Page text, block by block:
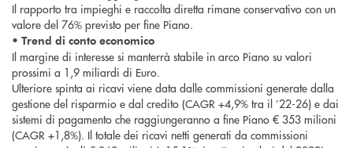
Il rapporto tra impieghi e raccolta diretta rimane conservativo con un
valore del 76% previsto per fine Piano.
• Trend di conto economico
Il margine di interesse si manterrà stabile in arco Piano su valori
prossimi a 1,9 miliardi di Euro.
Ulteriore spinta ai ricavi viene data dalle commissioni generate dalla
gestione del risparmio e dal credito (CAGR +4,9% tra il ’22-26) e dai
sistemi di pagamento che raggiungeranno a fine Piano € 353 milioni
(CAGR +1,8%). Il totale dei ricavi netti generati da commissioni